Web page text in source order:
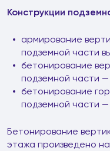
Конструкции
армирование
подземной части
бетонирование
подземной части —
бетонирование
подземной части —
Бетонирование
этажа произведено